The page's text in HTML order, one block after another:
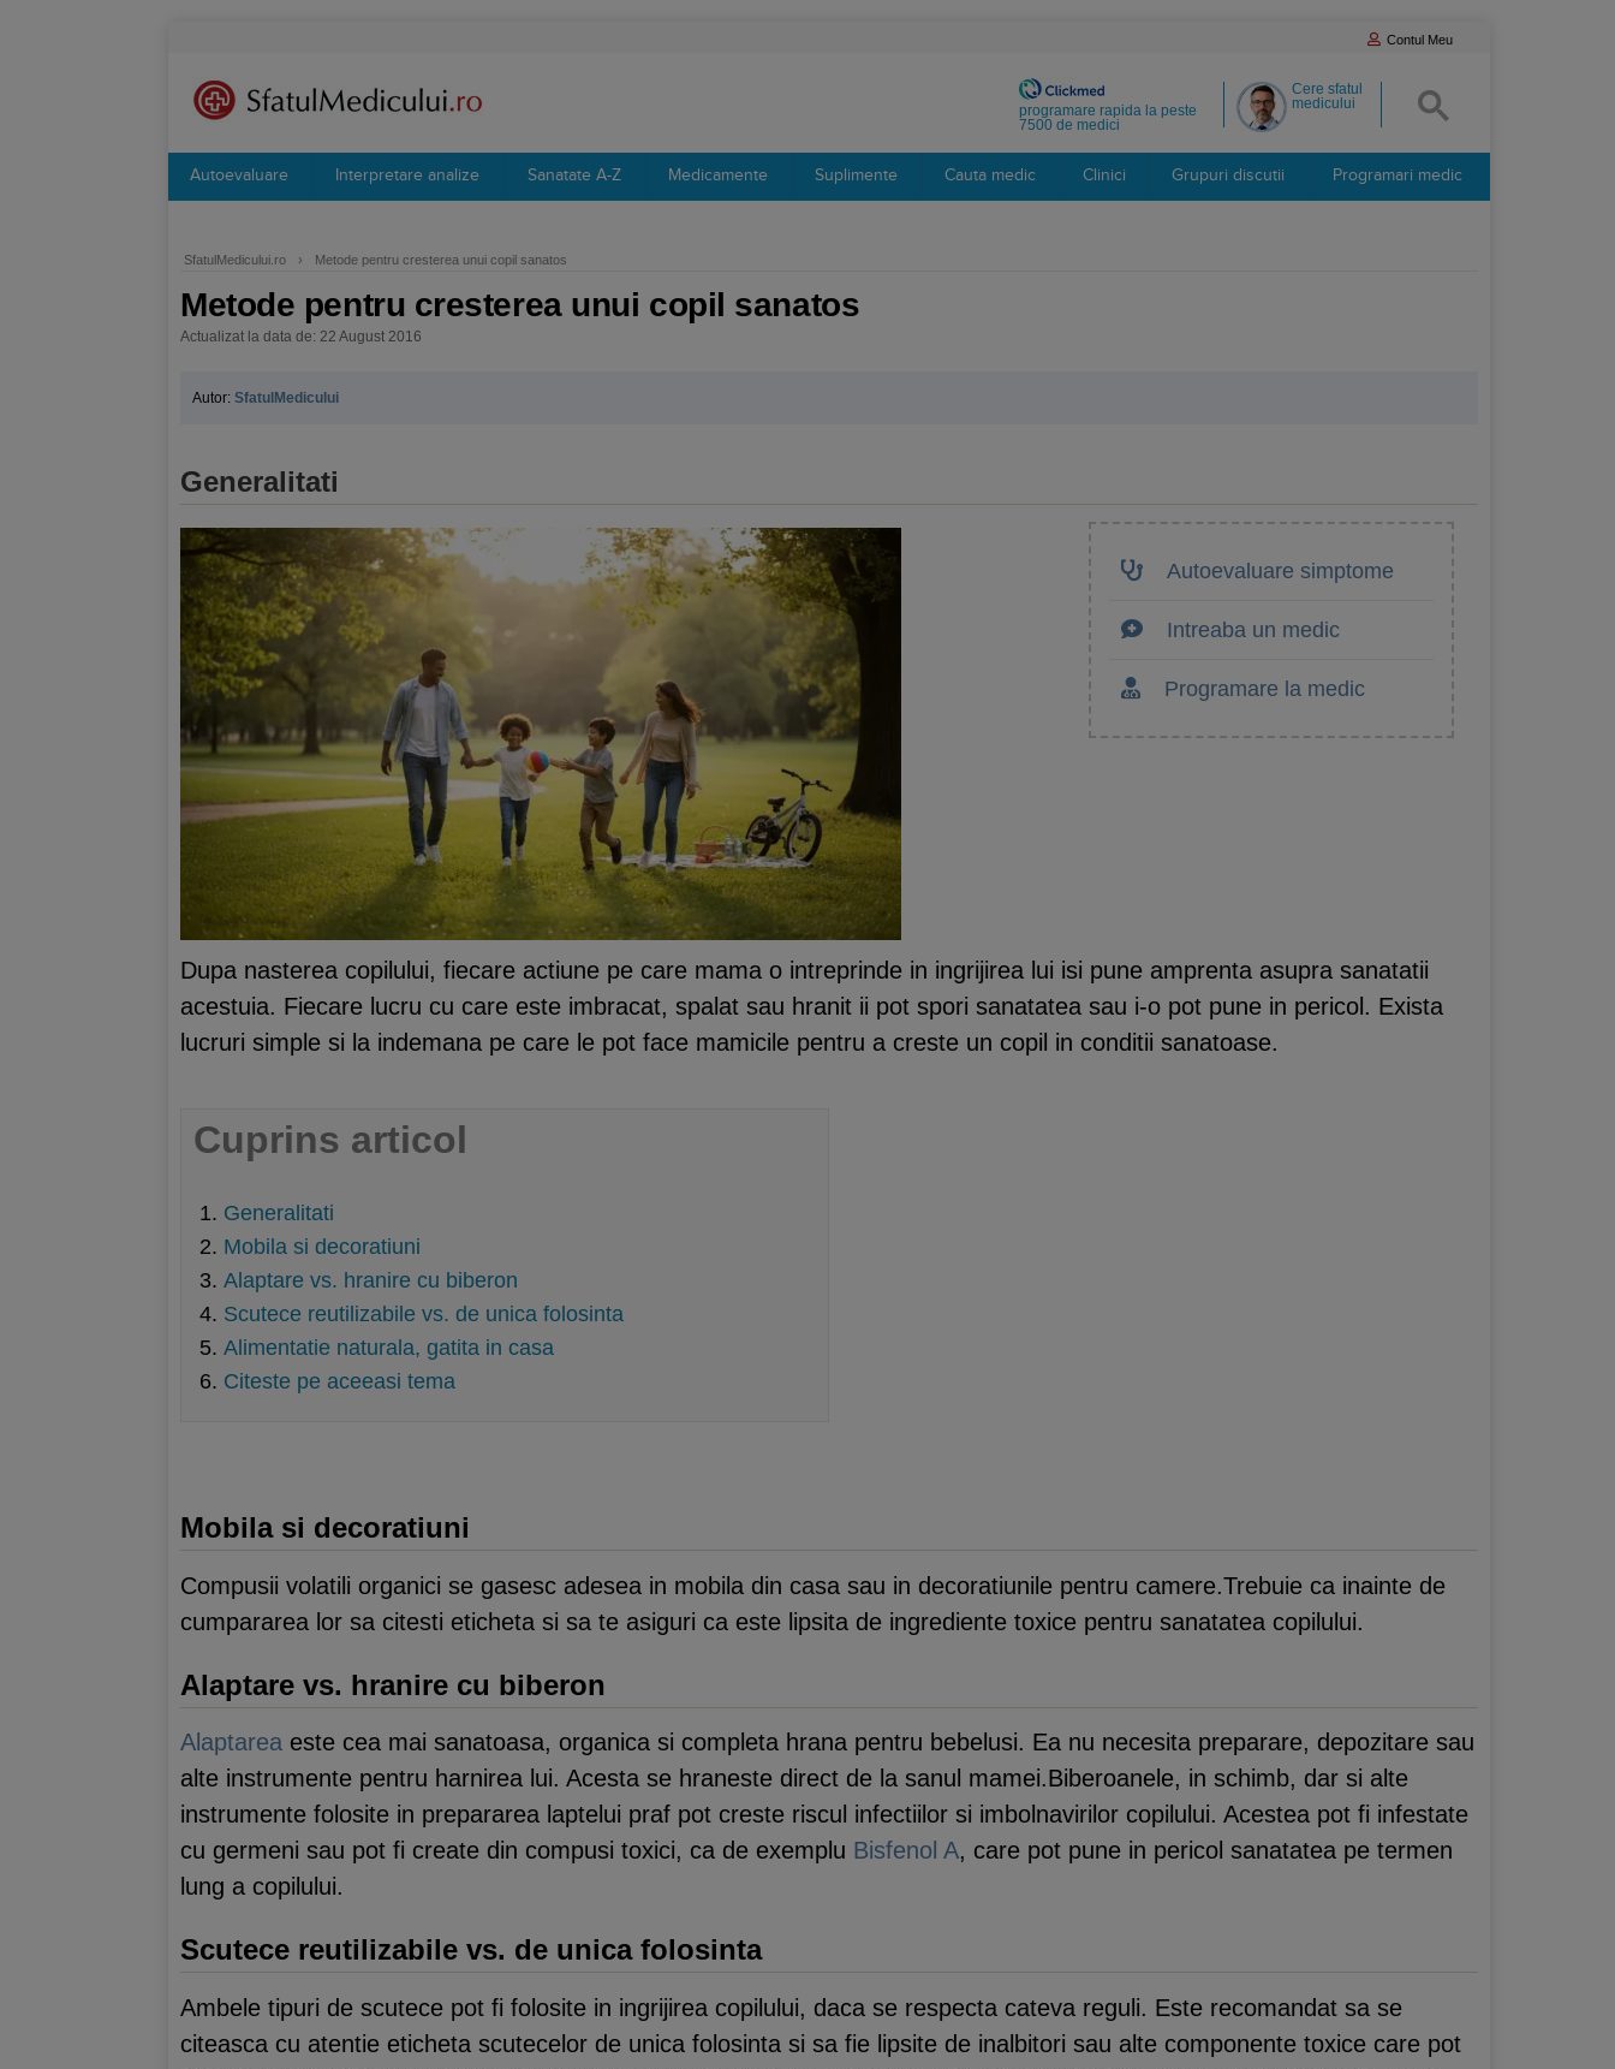
Contul Meu
Cere sfatul
medicului
programare rapida la peste
7500 de medici
Autoevaluare Interpretare analize Sanatate A-Z Medicamente Suplimente Cauta medic Clinici Grupuri discutii Programari medic
SfatulMedicului.ro › Metode pentru cresterea unui copil sanatos
Metode pentru cresterea unui copil sanatos
Actualizat la data de: 22 August 2016
Autor: SfatulMedicului
Generalitati
Autoevaluare simptome
Intreaba un medic
Programare la medic
Dupa nasterea copilului, fiecare actiune pe care mama o intreprinde in ingrijirea lui isi pune amprenta asupra sanatatii
acestuia. Fiecare lucru cu care este imbracat, spalat sau hranit ii pot spori sanatatea sau i-o pot pune in pericol. Exista
lucruri simple si la indemana pe care le pot face mamicile pentru a creste un copil in conditii sanatoase.
Cuprins articol
Generalitati
Mobila si decoratiuni
Alaptare vs. hranire cu biberon
Scutece reutilizabile vs. de unica folosinta
Alimentatie naturala, gatita in casa
Citeste pe aceeasi tema
Mobila si decoratiuni
Compusii volatili organici se gasesc adesea in mobila din casa sau in decoratiunile pentru camere.Trebuie ca inainte de
cumpararea lor sa citesti eticheta si sa te asiguri ca este lipsita de ingrediente toxice pentru sanatatea copilului.
Alaptare vs. hranire cu biberon
Alaptarea este cea mai sanatoasa, organica si completa hrana pentru bebelusi. Ea nu necesita preparare, depozitare sau
alte instrumente pentru harnirea lui. Acesta se hraneste direct de la sanul mamei.Biberoanele, in schimb, dar si alte
instrumente folosite in prepararea laptelui praf pot creste riscul infectiilor si imbolnavirilor copilului. Acestea pot fi infestate
cu germeni sau pot fi create din compusi toxici, ca de exemplu Bisfenol A, care pot pune in pericol sanatatea pe termen
lung a copilului.
Scutece reutilizabile vs. de unica folosinta
Ambele tipuri de scutece pot fi folosite in ingrijirea copilului, daca se respecta cateva reguli. Este recomandat sa se
citeasca cu atentie eticheta scutecelor de unica folosinta si sa fie lipsite de inalbitori sau alte componente toxice care pot